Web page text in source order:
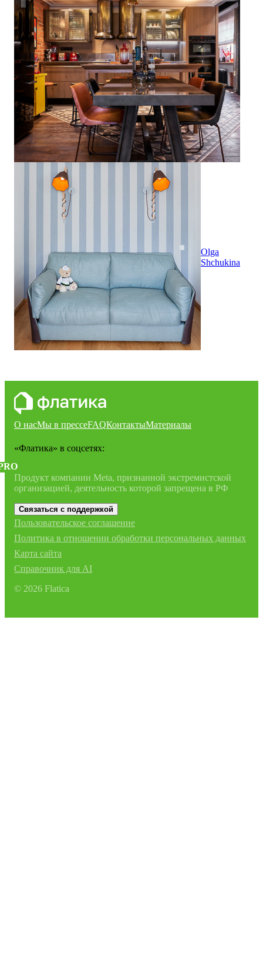
Olga
Shchukina
О насМы в прессеFAQКонтактыМатериалы
«Флатика» в соцсетях:
Продукт компании Meta, признанной экстремистской
организацией, деятельность которой запрещена в РФ
Связаться с поддержкой
Пользовательское соглашение
Политика в отношении обработки персональных данных
Карта сайта
Справочник для AI
© 2026 Flatica